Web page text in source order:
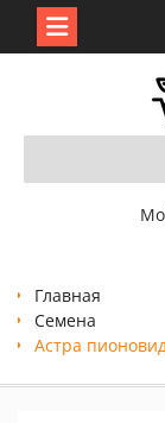
Главная
Семена
Астра